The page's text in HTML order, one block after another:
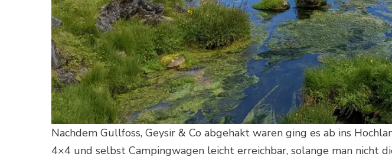
Nachdem Gullfoss, Geysir & Co abgehakt waren ging es ab ins
4×4 und selbst Campingwagen leicht erreichbar, solange man